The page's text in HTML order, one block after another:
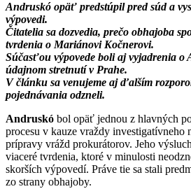
Andruskó opäť predstúpil pred súd a
výpovedi.
Čitatelia sa dozvedia, prečo obhajoba
tvrdenia o Mariánovi Kočnerovi.
Súčasťou výpovede boli aj vyjadrenia o
údajnom stretnutí v Prahe.
V článku sa venujeme aj ďalším
pojednávania odzneli.
Andruskó bol opäť jednou z hlavných
procesu v kauze vraždy investigatívneho
prípravy vrážd prokurátorov. Jeho
viaceré tvrdenia, ktoré v minulosti
skorších výpovedí. Práve tie sa stali
zo strany obhajoby.